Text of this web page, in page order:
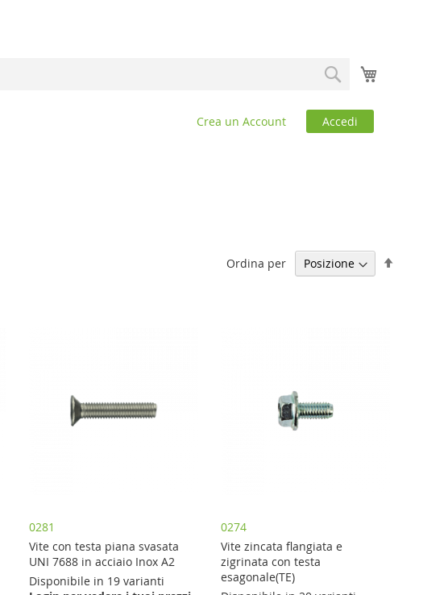
Carrello
Crea un Account Accedi
Ordina per
Imposta
0281
Vite con testa piana svasata
UNI 7688 in acciaio Inox A2
Disponibile in 19 varianti
0274
Vite zincata flangiata e
zigrinata con testa
esagonale(TE)